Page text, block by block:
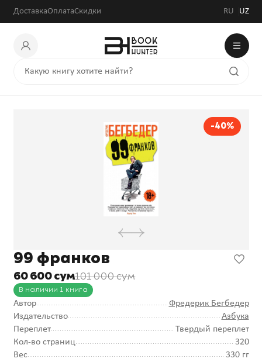
ДоставкаОплатаСкидки RU UZ
-40%
99 франков
60 600 сум101 000 сум
В наличии 1 книга
Автор
Фредерик Бегбедер
Издательство
Азбука
Переплет
Твердый переплет
Кол-во страниц
320
Вес
330 гг